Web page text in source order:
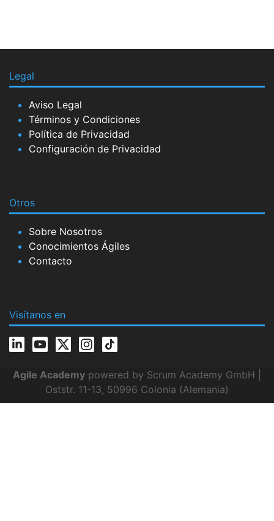
Legal
Aviso Legal
Términos y Condiciones
Política de Privacidad
Configuración de Privacidad
Otros
Sobre Nosotros
Conocimientos Ágiles
Contacto
Visítanos en
Agile Academy powered by Scrum Academy GmbH |
Oststr. 11-13, 50996 Colonia (Alemania)